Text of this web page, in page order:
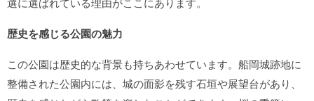
歴史を感じる公園の魅力
この公園は歴史的な背景も持ちあわせています。船岡城跡地に
整備された公園内には、城の面影を残す石垣や展望台があり、